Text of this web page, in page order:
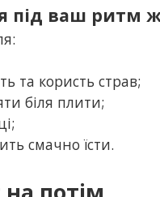
під ваш ритм
та користь страв;
біля плити;
смачно їсти.